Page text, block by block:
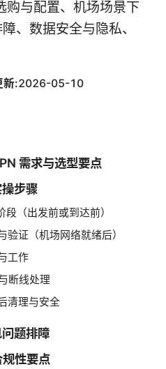
购与配置、机场场景下
、数据安全与隐私、
新:2026-05-10
需求与选型要点
步骤
段（出发前或到达前）
验证（机场网络就绪后）
工作
断线处理
清理与安全
题排障
性要点